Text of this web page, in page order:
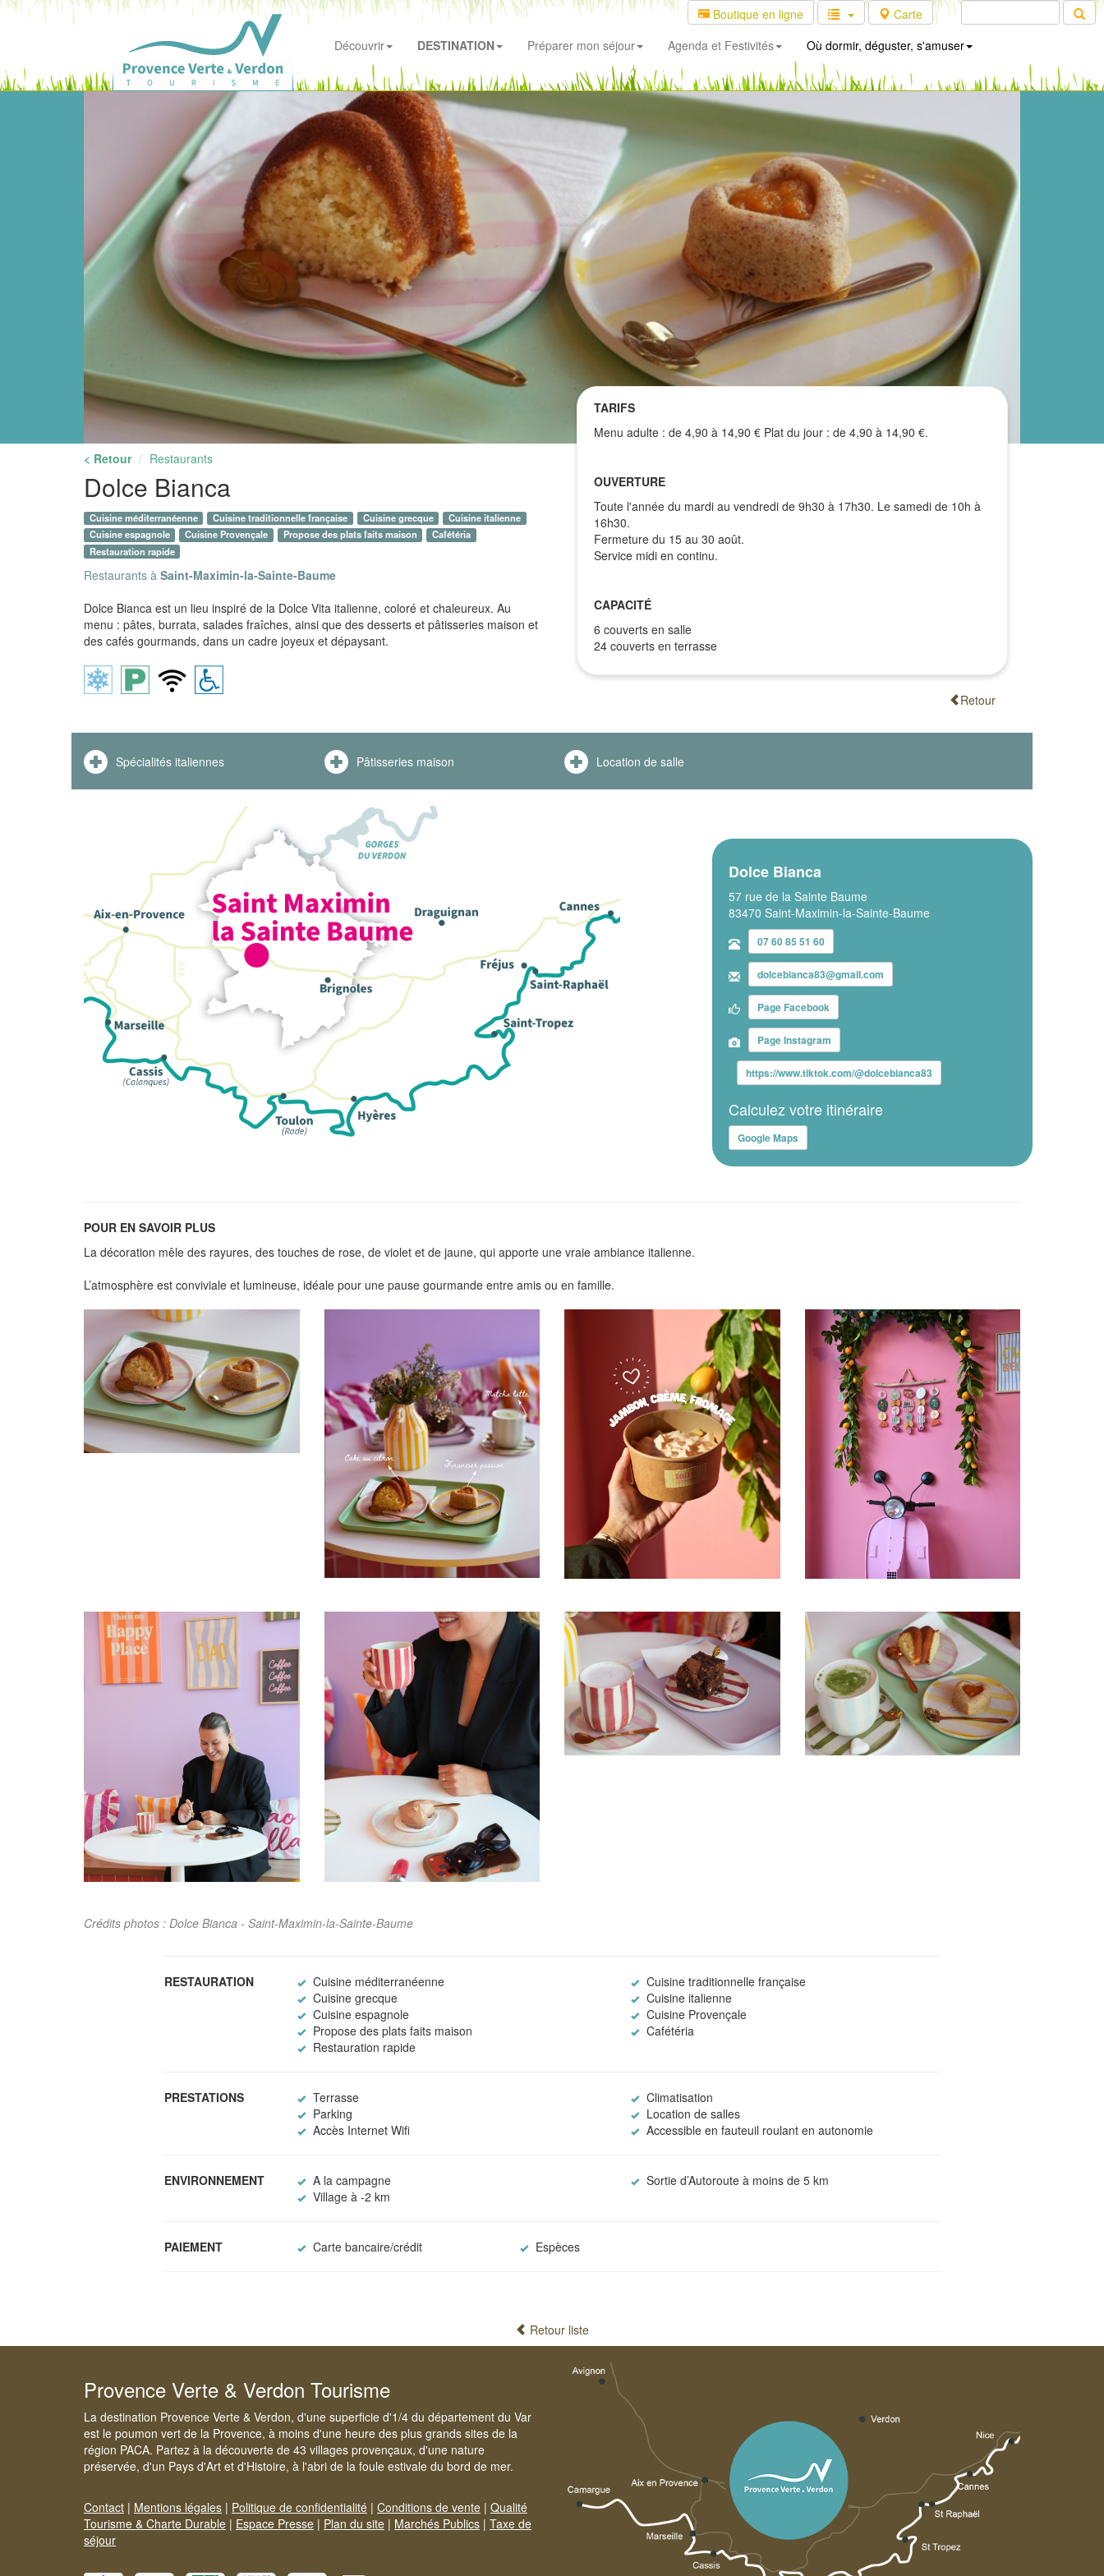
Boutique en ligne
Carte
Découvrir
DESTINATION Préparer mon séjour Agenda et Festivités Où dormir, déguster, s'amuser
< Retour Restaurants
Dolce Bianca
Cuisine méditerranéenne Cuisine traditionnelle française Cuisine grecque
Cuisine italienne
Cuisine espagnole
Cuisine Provençale Propose des plats faits maison
Cafétéria
Restauration rapide
Restaurants à Saint-Maximin-la-Sainte-Baume
Dolce Bianca est un lieu inspiré de la Dolce Vita italienne, coloré et chaleureux. Au
menu : pâtes, burrata, salades fraîches, ainsi que des desserts et pâtisseries maison et
des cafés gourmands, dans un cadre joyeux et dépaysant.
TARIFS
Menu adulte : de 4,90 à 14,90 € Plat du jour : de 4,90 à 14,90 €.
OUVERTURE
Toute l'année du mardi au vendredi de 9h30 à 17h30. Le samedi de 10h à
16h30.
Fermeture du 15 au 30 août.
Service midi en continu.
CAPACITÉ
6 couverts en salle
24 couverts en terrasse
Retour
Spécialités italiennes Pâtisseries maison Location de salle
Dolce Bianca
57 rue de la Sainte Baume
83470 Saint-Maximin-la-Sainte-Baume
07 60 85 51 60
dolcebianca83@gmail.com
Page Facebook
Page Instagram
https://www.tiktok.com/@dolcebianca83
Calculez votre itinéraire
Google Maps
POUR EN SAVOIR PLUS
La décoration mêle des rayures, des touches de rose, de violet et de jaune, qui apporte une vraie ambiance italienne.
L’atmosphère est conviviale et lumineuse, idéale pour une pause gourmande entre amis ou en famille.
Crédits photos : Dolce Bianca - Saint-Maximin-la-Sainte-Baume
RESTAURATION Cuisine méditerranéenne
Cuisine traditionnelle française
Cuisine grecque
Cuisine italienne
Cuisine espagnole
Cuisine Provençale
Propose des plats faits maison
Cafétéria
Restauration rapide
PRESTATIONS Terrasse
Climatisation
Parking
Location de salles
Accès Internet Wifi
Accessible en fauteuil roulant en autonomie
ENVIRONNEMENT A la campagne
Sortie d’Autoroute à moins de 5 km
Village à -2 km
PAIEMENT Carte bancaire/crédit Espèces
Retour liste
Provence Verte & Verdon Tourisme
La destination Provence Verte & Verdon, d'une superficie d'1/4 du département du Var
est le poumon vert de la Provence, à moins d'une heure des plus grands sites de la
région PACA. Partez à la découverte de 43 villages provençaux, d'une nature
préservée, d'un Pays d'Art et d'Histoire, à l'abri de la foule estivale du bord de mer.
Contact | Mentions légales | Politique de confidentialité | Conditions de vente | Qualité
Tourisme & Charte Durable | Espace Presse | Plan du site | Marchés Publics | Taxe de
séjour